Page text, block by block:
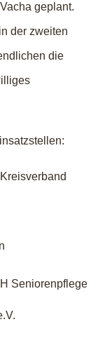
geplant.
der zweiten
die
Seniorenpflege